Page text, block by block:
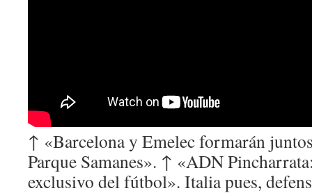
↑ «Barcelona y Emelec formarán
Parque Samanes». ↑ «ADN
exclusivo del fútbol». Italia pues,